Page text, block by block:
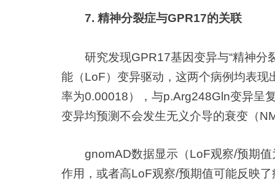
7. 精神分裂症与GPR17的关联
研究发现GPR17基因变异与“精神
能（LoF）变异驱动，这两个病例均表
率为0.00018），与p.Arg248Gln变异呈
变异均预测不会发生无义介导的衰变（
gnomAD数据显示（LoF观察/预期
作用，或者高LoF观察/预期值可能反映